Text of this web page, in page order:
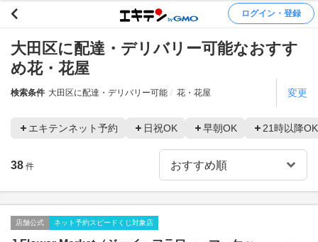
ログイン・登録
大田区に配達・デリバリー可能なおすす
め花・花屋
検索条件 大田区に配達・デリバリー可能 花・花屋 変更
エキテンネット予約 日祝OK 早朝OK 21時以降OK
38 件
店舗公式 ネット予約スピードくじ対象店